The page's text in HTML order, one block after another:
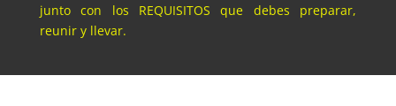
junto con los REQUISITOS que debes preparar,
reunir y llevar.